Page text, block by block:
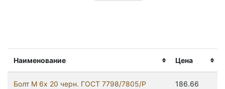
Наименование Цена
Болт М 6х 20 черн. ГОСТ 7798/7805/Р
186.66